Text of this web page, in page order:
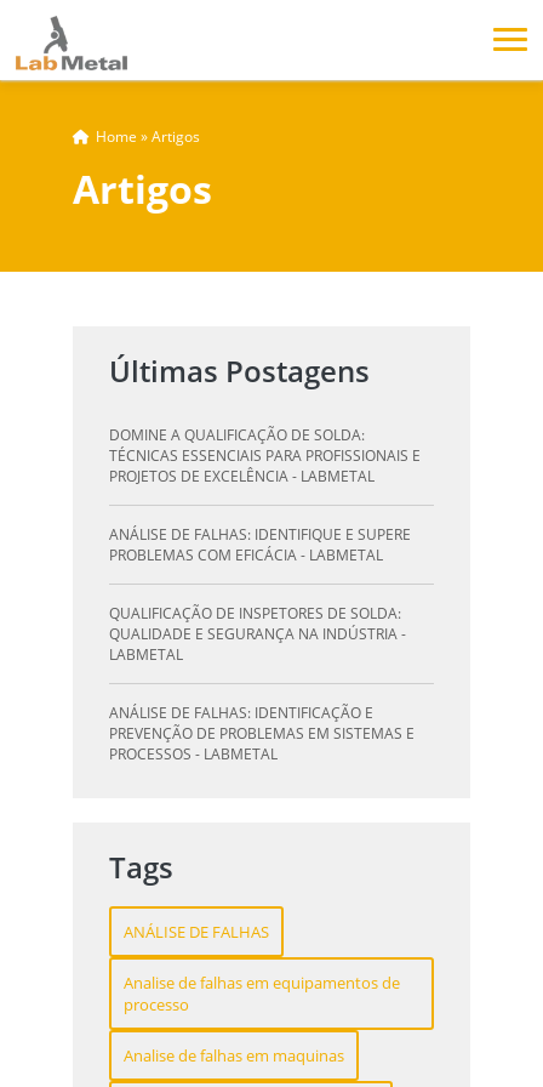
Home »Artigos
Artigos
Últimas Postagens
DOMINE A QUALIFICAÇÃO DE SOLDA:
TÉCNICAS ESSENCIAIS PARA PROFISSIONAIS E
PROJETOS DE EXCELÊNCIA - LABMETAL
ANÁLISE DE FALHAS: IDENTIFIQUE E SUPERE
PROBLEMAS COM EFICÁCIA - LABMETAL
QUALIFICAÇÃO DE INSPETORES DE SOLDA:
QUALIDADE E SEGURANÇA NA INDÚSTRIA -
LABMETAL
ANÁLISE DE FALHAS: IDENTIFICAÇÃO E
PREVENÇÃO DE PROBLEMAS EM SISTEMAS E
PROCESSOS - LABMETAL
QUALIFICAÇÃO DE SOLDADORES: PILAR DO
SUCESSO NA INDÚSTRIA METALÚRGICA -
LABMETAL
QUALIFICAÇÃO DE INSPETORES DE SOLDA:
DESTAQUE-SE NA INDÚSTRIA - LABMETAL
O QUE UM LABORATÓRIO DE ANÁLISE QUÍMICA
Tags
ANÁLISE DE FALHAS
Analise de falhas em equipamentos de
processo
Analise de falhas em maquinas